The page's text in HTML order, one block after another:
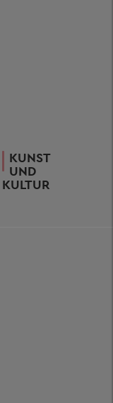
KUNST
UND
KULTUR